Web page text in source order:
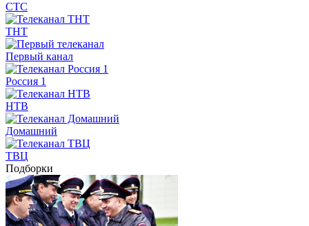
СТС
ТНТ
Первый канал
Россия 1
НТВ
Домашний
ТВЦ
Подборки